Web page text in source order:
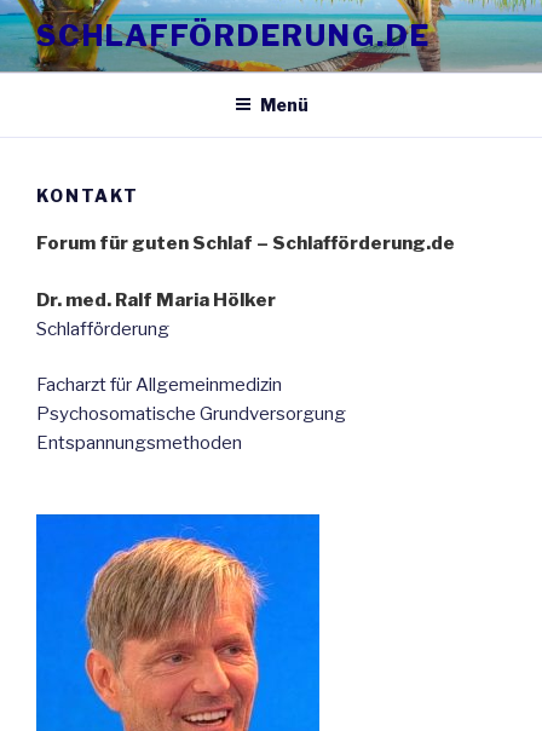
Zum
Inhalt
springen
SCHLAFFÖRDERUNG.DE
Menü
KONTAKT
Forum für guten Schlaf – Schlafförderung.de
Dr. med. Ralf Maria Hölker
Schlafförderung
Facharzt für Allgemeinmedizin
Psychosomatische Grundversorgung
Entspannungsmethoden